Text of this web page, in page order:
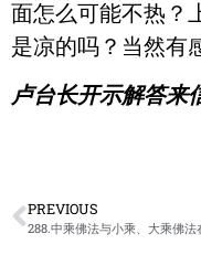
面怎么可能不热？
是凉的吗？当然有
卢台长开示解答来
PREVIOUS